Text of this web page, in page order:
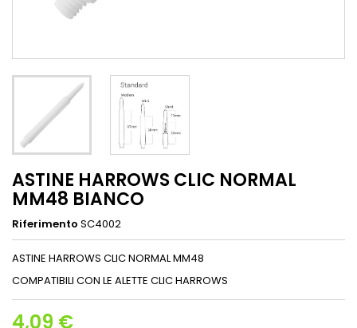
ASTINE HARROWS CLIC NORMAL
MM48 BIANCO
Riferimento SC4002
ASTINE HARROWS CLIC NORMAL MM48
COMPATIBILI CON LE ALETTE CLIC HARROWS
4,09 €